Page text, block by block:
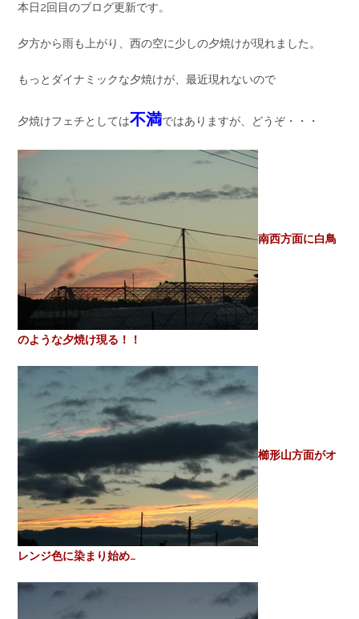
本日2回目のブログ更新です。
夕方から雨も上がり、西の空に少しの夕焼けが現れました。
もっとダイナミックな夕焼けが、最近現れないので
夕焼けフェチとしては不満ではありますが、どうぞ・・・
南西方面に白鳥
のような夕焼け現る！！
櫛形山方面がオ
レンジ色に染まり始め…